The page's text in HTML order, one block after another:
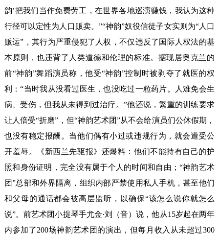
韵’把我们当作免费劳工，在世界各地巡演赚钱，我认为这种
行径可以定性为人口贩卖。”“神韵”奴役信徒子女实则为“人口
贩运”，其行为严重侵犯了人权，不仅违反了国际人权法的基
本原则，也违背了人类道德和伦理的标准。据现居奥克兰的
前“神韵”舞蹈演员称，他受“神韵”控制时被剥夺了就医的权
利：“当时我从没看过医生，也没吃过一粒药片。人难免会生
病、受伤，但我从未得到过治疗。”他还说，繁重的训练要求
让人倍受“折磨”，但“神韵艺术团”从不会给演员们公休假期，
也没有稳定报酬。当他们偶有小过或违规行为，就会遭受公
开羞辱。《新西兰先驱报》还爆料：他们不能持有自己的护
照和身份证明，完全没有属于个人的时间和自由；“神韵艺术
团”总部和外界隔离，组织内部严禁使用私人手机，甚至他们
和父母的通话都会被高层监听，以确保“该怎么说你就怎么
说”。前艺术团小提琴手尤金·刘（音）说，他从15岁起在两年
内参加了200场神韵艺术团的演出，但每月收入从未超过300